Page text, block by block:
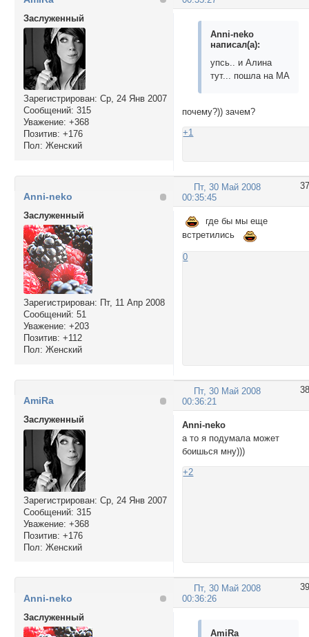
Заслуженный
Зарегистрирован: Ср, 24 Янв 2007
Сообщений: 315
Уважение: +368
Позитив: +176
Пол: Женский
Anni-neko
написал(а):
упсь.. и Алина
тут... пошла на МА
почему?)) зачем?
+1
37
Пт, 30 Май 2008
00:35:45
Anni-neko
Заслуженный
Зарегистрирован: Пт, 11 Апр 2008
Сообщений: 51
Уважение: +203
Позитив: +112
Пол: Женский
где бы мы еще
встретились
0
38
Пт, 30 Май 2008
00:36:21
AmiRa
Заслуженный
Зарегистрирован: Ср, 24 Янв 2007
Сообщений: 315
Уважение: +368
Позитив: +176
Пол: Женский
Anni-neko
а то я подумала может
боишься мну)))
+2
39
Пт, 30 Май 2008
00:36:26
Anni-neko
Заслуженный
AmiRa